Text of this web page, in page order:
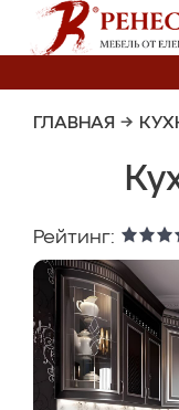
ГЛАВНАЯ →
Рейтинг: